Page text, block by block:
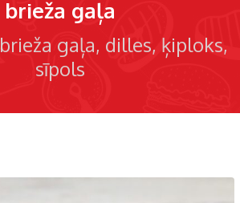
brieža gaļa
brieža gaļa dilles ķiploks
sīpols